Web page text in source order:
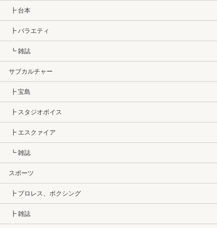
┣ 台本
┣ バラエティ
┗ 雑誌
サブカルチャー
┣ 宝島
┣ スタジオボイス
┣ エスクァイア
┗ 雑誌
スポーツ
┣ プロレス、ボクシング
┣ 雑誌